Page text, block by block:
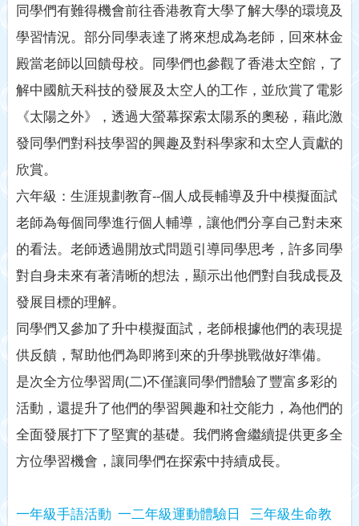
同學們有難得機會前往香港教育大學了解大學的環境及
學習情況。部分同學表達了將來想成為老師，回來林金
殿當老師以回饋母校。同學們也參觀了香港太空館，了
解中國航天科技的發展及太空人的工作，並欣賞了電影
《太陽之外》，透過大螢幕探索太陽系的奧秘，藉此激
發同學們對科技學習的興趣及對科學家和太空人貢獻的
欣賞。
六年級：生涯規劃教育--個人成長輔導及升中模擬面試
老師為每個同學進行個人輔導，讓他們分享自己對未來
的看法。老師透過開放式問題引導同學思考，許多同學
對自身未來有著清晰的想法，顯示出他們對自我成長及
發展目標的理解。
同學們又參加了升中模擬面試，老師根據他們的表現提
供反饋，幫助他們為即將到來的升學挑戰做好準備。
是次全方位學習周(二)不僅讓同學們體驗了豐富多彩的
活動，還提升了他們的學習興趣和社交能力，為他們的
全面發展打下了堅實的基礎。我們將會繼續提供更多全
方位學習機會，讓同學們在探索中持續成長。
一年級手語活動 一二年級運動體驗日
三年級生命教